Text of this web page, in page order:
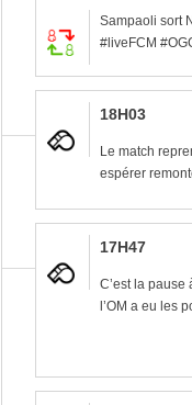
Sampaoli sort
#liveFCM
18H03
Le match
espérer
17H47
C’est la pause
l’OM a eu les